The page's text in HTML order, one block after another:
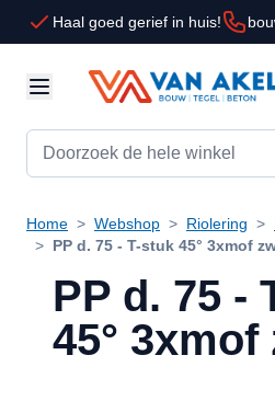
Ga naar de inhoud
Haal goed gerief in huis!
Doorzoek de hele winkel
Home > Webshop > Riolering >
> PP d. 75 - T-stuk 45° 3xmof
PP d. 75 -
45° 3xmof